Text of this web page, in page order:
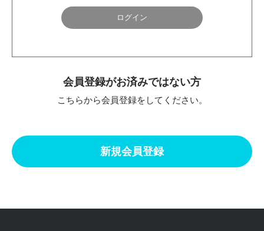
会員登録がお済みではない方
こちらから会員登録をしてください。
新規会員登録